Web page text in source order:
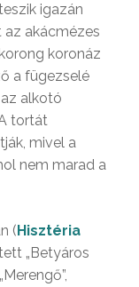
igazán
akácmézes
koronáz
a fügezselé
alkotó
tortát
mivel a
nem marad a
(Hisztéria
„Betyáros